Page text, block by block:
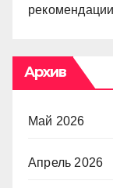
Архив
Май 2026
Апрель 2026